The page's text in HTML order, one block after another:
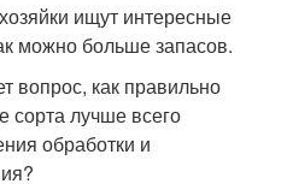
ищут интересные
можно больше запасов.
вопрос, как правильно
сорта лучше всего
обработки и